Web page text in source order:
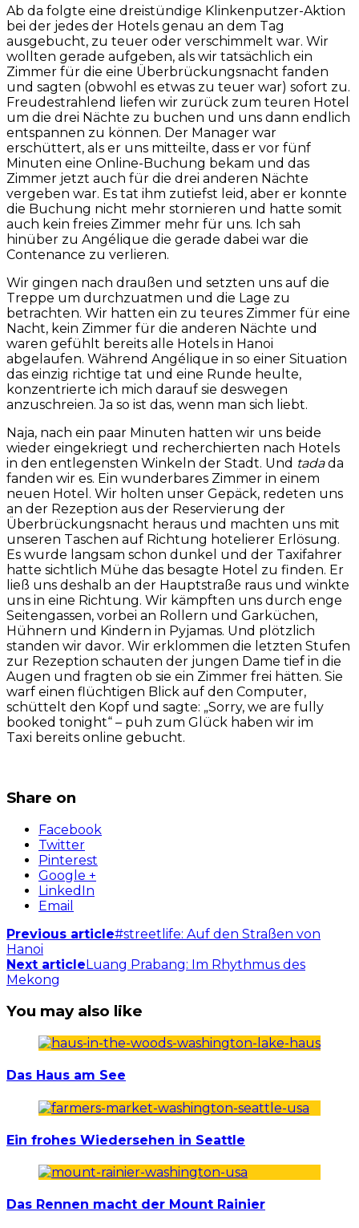
Ab da folgte eine dreistündige Klinkenputzer-Aktion
bei der jedes der Hotels genau an dem Tag
ausgebucht, zu teuer oder verschimmelt war. Wir
wollten gerade aufgeben, als wir tatsächlich ein
Zimmer für die eine Überbrückungsnacht fanden
und sagten (obwohl es etwas zu teuer war) sofort zu.
Freudestrahlend liefen wir zurück zum teuren Hotel
um die drei Nächte zu buchen und uns dann endlich
entspannen zu können. Der Manager war
erschüttert, als er uns mitteilte, dass er vor fünf
Minuten eine Online-Buchung bekam und das
Zimmer jetzt auch für die drei anderen Nächte
vergeben war. Es tat ihm zutiefst leid, aber er konnte
die Buchung nicht mehr stornieren und hatte somit
auch kein freies Zimmer mehr für uns. Ich sah
hinüber zu Angélique die gerade dabei war die
Contenance zu verlieren.
Wir gingen nach draußen und setzten uns auf die
Treppe um durchzuatmen und die Lage zu
betrachten. Wir hatten ein zu teures Zimmer für eine
Nacht, kein Zimmer für die anderen Nächte und
waren gefühlt bereits alle Hotels in Hanoi
abgelaufen. Während Angélique in so einer Situation
das einzig richtige tat und eine Runde heulte,
konzentrierte ich mich darauf sie deswegen
anzuschreien. Ja so ist das, wenn man sich liebt.
Naja, nach ein paar Minuten hatten wir uns beide
wieder eingekriegt und recherchierten nach Hotels
in den entlegensten Winkeln der Stadt. Und tadada
fanden wir es. Ein wunderbares Zimmer in einem
neuen Hotel. Wir holten unser Gepäck, redeten uns
an der Rezeption aus der Reservierung der
Überbrückungsnacht heraus und machten uns mit
unseren Taschen auf Richtung hotelierer Erlösung.
Es wurde langsam schon dunkel und der Taxifahrer
hatte sichtlich Mühe das besagte Hotel zu finden. Er
ließ uns deshalb an der Hauptstraße raus und winkte
uns in eine Richtung. Wir kämpften uns durch enge
Seitengassen, vorbei an Rollern und Garküchen,
Hühnern und Kindern in Pyjamas. Und plötzlich
standen wir davor. Wir erklommen die letzten Stufen
zur Rezeption schauten der jungen Dame tief in die
Augen und fragten ob sie ein Zimmer frei hätten. Sie
warf einen flüchtigen Blick auf den Computer,
schüttelt den Kopf und sagte: „Sorry, we are fully
booked tonight“ – puh zum Glück haben wir im
Taxi bereits online gebucht.
Share on
Facebook
Twitter
Pinterest
Google +
LinkedIn
Email
Previous article#streetlife: Auf den Straßen von
Hanoi
Next articleLuang Prabang: Im Rhythmus des
Mekong
You may also like
Das Haus am See
Ein frohes Wiedersehen in Seattle
Das Rennen macht der Mount Rainier